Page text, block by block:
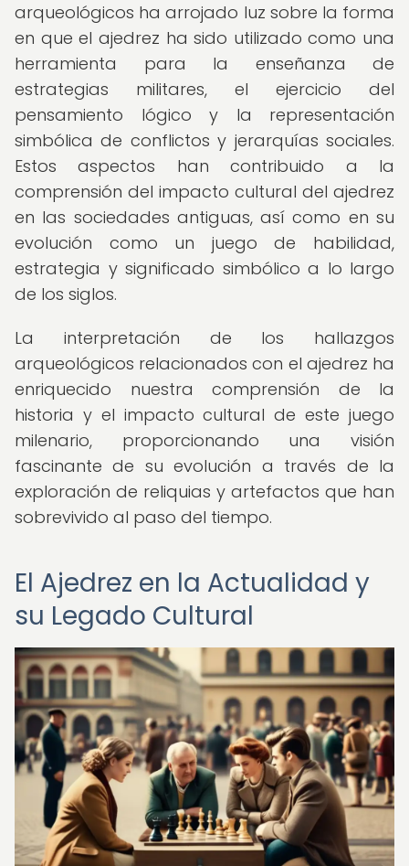
arqueológicos ha arrojado luz sobre la forma
en que el ajedrez ha sido utilizado como una
herramienta para la enseñanza de
estrategias militares, el ejercicio del
pensamiento lógico y la representación
simbólica de conflictos y jerarquías sociales.
Estos aspectos han contribuido a la
comprensión del impacto cultural del ajedrez
en las sociedades antiguas, así como en su
evolución como un juego de habilidad,
estrategia y significado simbólico a lo largo
de los siglos.
La interpretación de los hallazgos
arqueológicos relacionados con el ajedrez ha
enriquecido nuestra comprensión de la
historia y el impacto cultural de este juego
milenario, proporcionando una visión
fascinante de su evolución a través de la
exploración de reliquias y artefactos que han
sobrevivido al paso del tiempo.
El Ajedrez en la Actualidad y
su Legado Cultural